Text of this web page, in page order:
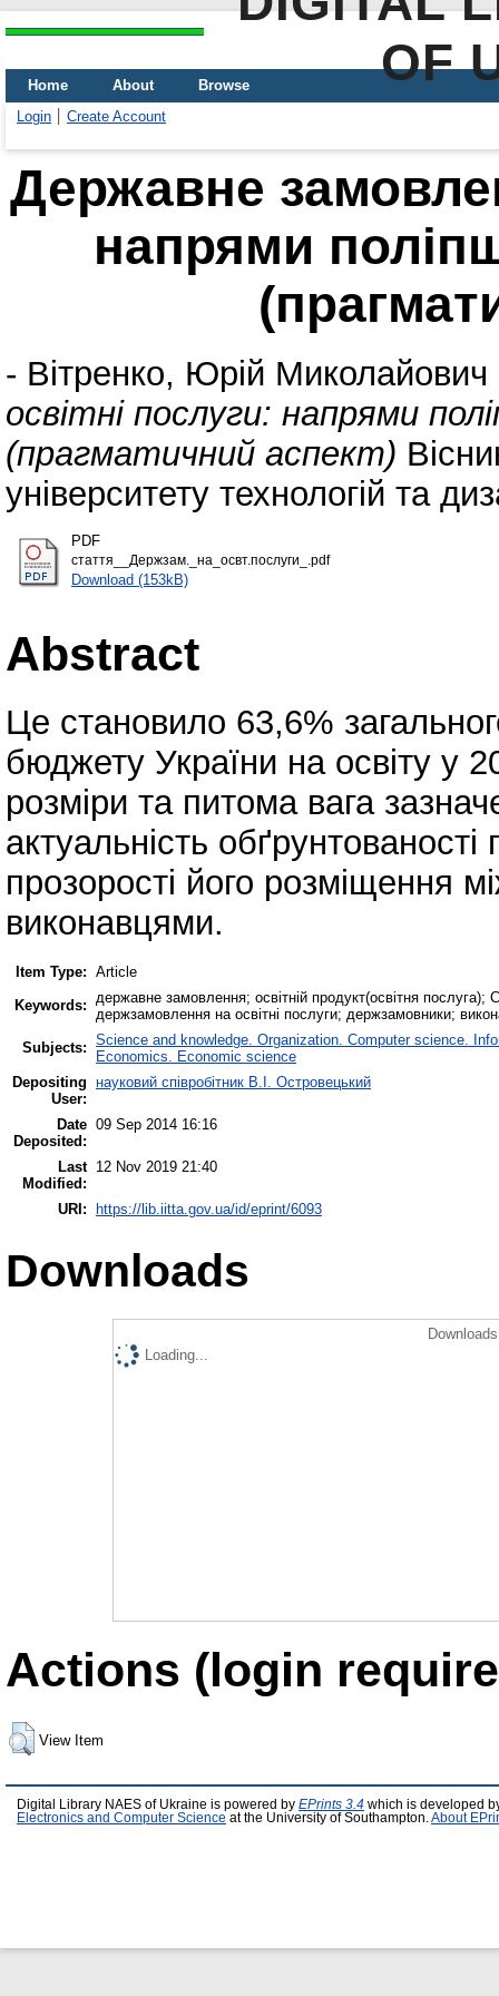
OF
Home About
Browse
Login
Create Account
Державне
напрями
- Вітренко, Юрій Миколайович
освітні послуги: напрями
(прагматичний аспект)
університету технологій та
PDF
стаття__Держзам._на_освт.послуги_.pdf
Download (153kB)
Abstract
Це становило 63,6%
бюджету України на освіту у
розміри та питома вага
актуальність
прозорості його розміщення
виконавцями.
Item Type: Article
Keywords:
державне замовлення; освітній продукт(освітня послуга);
держзамовлення на освітні послуги; держзамовники;
Subjects: Science and knowledge. Organization. Computer science.
Economics. Economic science
Depositing
User:
науковий співробітник В.І. Островецький
Date
Deposited:
09 Sep 2014 16:16
Last
Modified:
12 Nov 2019 21:40
URI: https://lib.iitta.gov.ua/id/eprint/6093
Downloads
Loading...
Actions (login
View Item
Digital Library NAES of Ukraine is powered by EPrints 3.4 which is developed
Electronics and Computer Science at the University of Southampton. About